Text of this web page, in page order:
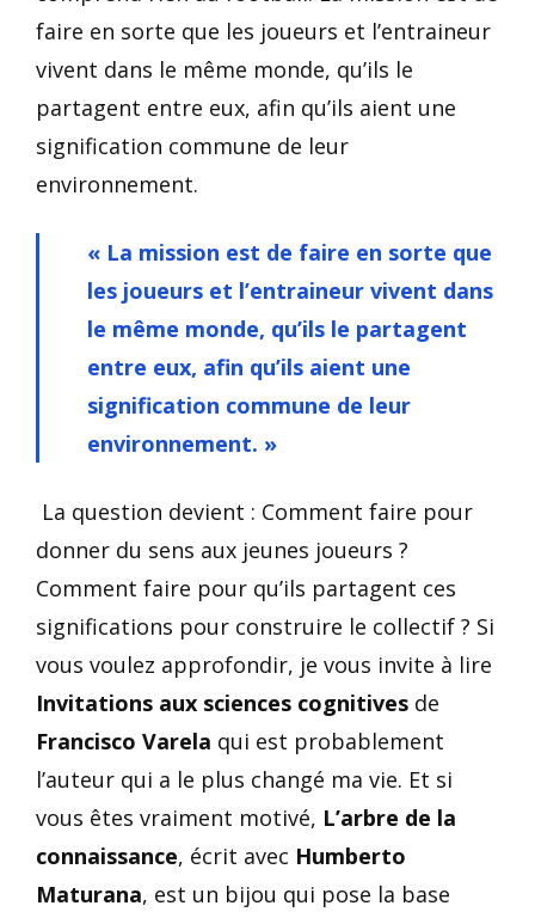
faire en sorte que les joueurs et l’entraineur
vivent dans le même monde, qu’ils le
partagent entre eux, afin qu’ils aient une
signification commune de leur
environnement.
« La mission est de faire en sorte que
les joueurs et l’entraineur vivent dans
le même monde, qu’ils le partagent
entre eux, afin qu’ils aient une
signification commune de leur
environnement. »
La question devient : Comment faire pour
donner du sens aux jeunes joueurs ?
Comment faire pour qu’ils partagent ces
significations pour construire le collectif ? Si
vous voulez approfondir, je vous invite à lire
Invitations aux sciences cognitives de
Francisco Varela qui est probablement
l’auteur qui a le plus changé ma vie. Et si
vous êtes vraiment motivé, L’arbre de la
connaissance, écrit avec Humberto
Maturana, est un bijou qui pose la base